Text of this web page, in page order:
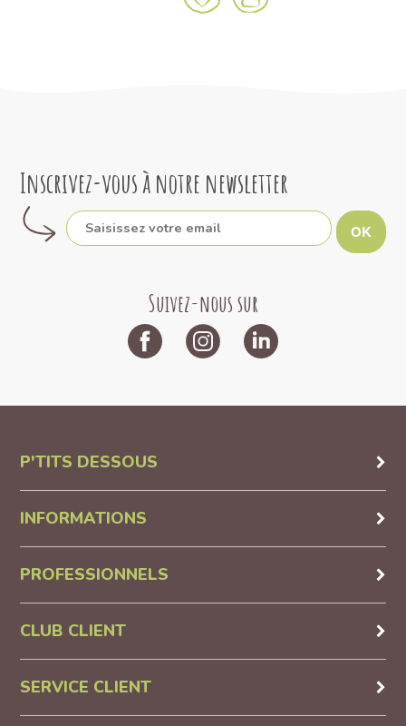
Inscrivez-vous à notre newsletter
OK
Suivez-nous sur
P'TITS DESSOUS
INFORMATIONS
PROFESSIONNELS
CLUB CLIENT
SERVICE CLIENT